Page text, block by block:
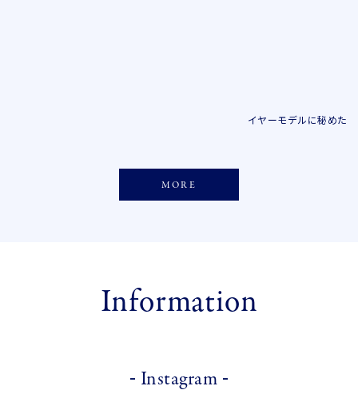
イヤーモデルに秘めた
MORE
Information
- Instagram -